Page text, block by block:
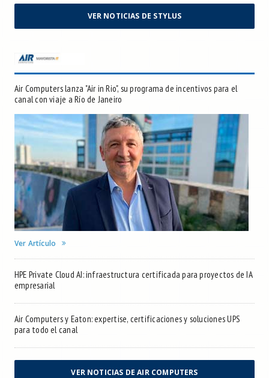
VER NOTICIAS DE STYLUS
Air Computers lanza "Air in Rio", su programa de incentivos para el
canal con viaje a Río de Janeiro
Ver Artículo
HPE Private Cloud AI: infraestructura certificada para proyectos de IA
empresarial
Air Computers y Eaton: expertise, certificaciones y soluciones UPS
para todo el canal
VER NOTICIAS DE AIR COMPUTERS